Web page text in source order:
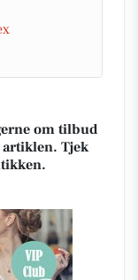
om tilbud
artiklen. Tjek